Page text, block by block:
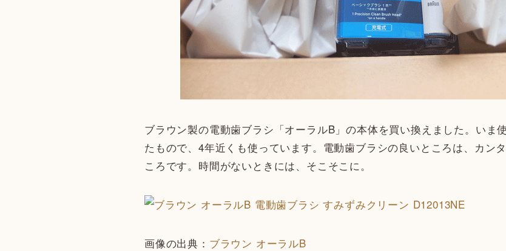
ブラウン製の電動歯ブラシ「オーラルB」の本体を買い換えました。いま
たもので、4年近くも使っています。電動歯ブラシの良いところは、カン
ころです。時間がないときには、そこそこに。
画像の出典： ブラウン オーラルB